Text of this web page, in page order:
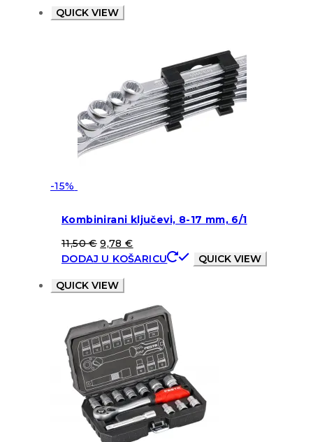
QUICK VIEW
-15%
Kombinirani ključevi, 8-17 mm, 6/1
11,50€ 9,78€
DODAJ U KOŠARICU
QUICK VIEW
QUICK VIEW